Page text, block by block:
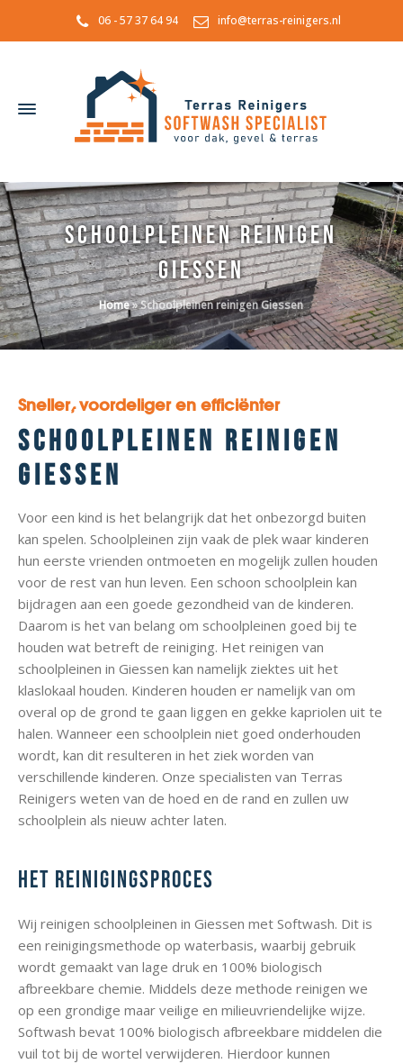
06 - 57 37 64 94 info@terras-reinigers.nl
Schoolpleinen reinigen
Giessen
Home»Schoolpleinen reinigen Giessen
Sneller, voordeliger en efficiënter
Schoolpleinen reinigen
Giessen
Voor een kind is het belangrijk dat het onbezorgd buiten
kan spelen. Schoolpleinen zijn vaak de plek waar kinderen
hun eerste vrienden ontmoeten en mogelijk zullen houden
voor de rest van hun leven. Een schoon schoolplein kan
bijdragen aan een goede gezondheid van de kinderen.
Daarom is het van belang om schoolpleinen goed bij te
houden wat betreft de reiniging. Het reinigen van
schoolpleinen in Giessen kan namelijk ziektes uit het
klaslokaal houden. Kinderen houden er namelijk van om
overal op de grond te gaan liggen en gekke kapriolen uit te
halen. Wanneer een schoolplein niet goed onderhouden
wordt, kan dit resulteren in het ziek worden van
verschillende kinderen. Onze specialisten van Terras
Reinigers weten van de hoed en de rand en zullen uw
schoolplein als nieuw achter laten.
Het reinigingsproces
Wij reinigen schoolpleinen in Giessen met Softwash. Dit is
een reinigingsmethode op waterbasis, waarbij gebruik
wordt gemaakt van lage druk en 100% biologisch
afbreekbare chemie. Middels deze methode reinigen we
op een grondige maar veilige en milieuvriendelijke wijze.
Softwash bevat 100% biologisch afbreekbare middelen die
vuil tot bij de wortel verwijderen. Hierdoor kunnen